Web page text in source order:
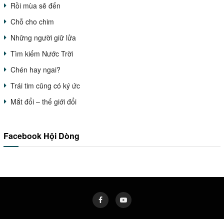
Rồi mùa sẽ đến
Chỗ cho chim
Những người giữ lửa
Tìm kiếm Nước Trời
Chén hay ngai?
Trái tim cũng có ký ức
Mắt đổi – thế giới đổi
Facebook Hội Dòng